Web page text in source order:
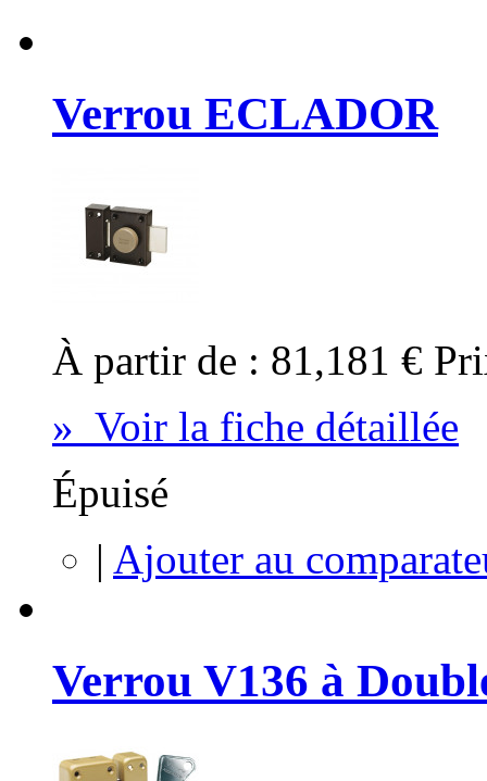
Verrou ECLADOR
À partir de : 81,181 €
» Voir la fiche détaillée
Épuisé
| Ajouter au
Verrou V136 à